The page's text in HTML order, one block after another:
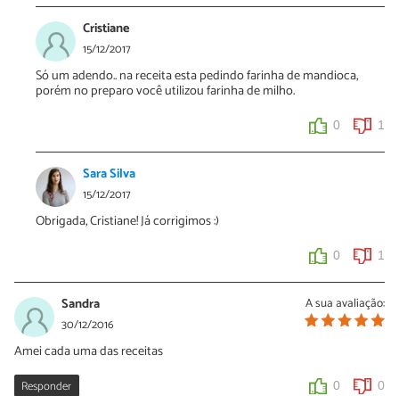
Cristiane
15/12/2017
Só um adendo.. na receita esta pedindo farinha de mandioca,
porém no preparo você utilizou farinha de milho.
0 1
Sara Silva
15/12/2017
Obrigada, Cristiane! Já corrigimos :)
0 1
A sua avaliação:
Sandra
30/12/2016
Amei cada uma das receitas
Responder 0 0